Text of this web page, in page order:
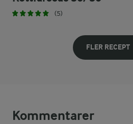
(5)
FLER RECEPT
Kommentarer